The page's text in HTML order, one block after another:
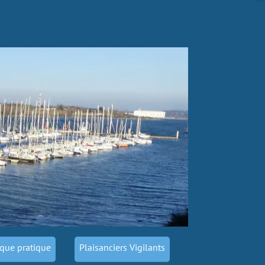
pratique Plaisanciers Vigilants